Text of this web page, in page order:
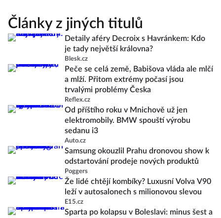
Články z jiných titulů
Detaily aféry Decroix s Havránkem: Kdo
je tady největší královna?
Blesk.cz
Peče se celá země, Babišova vláda ale mlčí
a mlží. Přitom extrémy počasí jsou
trvalými problémy Česka
Reflex.cz
Od příštího roku v Mnichově už jen
elektromobily. BMW spouští výrobu
sedanu i3
Auto.cz
Samsung okouzlil Prahu dronovou show k
odstartování prodeje nových produktů
Poggers
Že lidé chtějí kombíky? Luxusní Volva V90
leží v autosalonech s milionovou slevou
E15.cz
Sparta po kolapsu v Boleslavi: minus šest a